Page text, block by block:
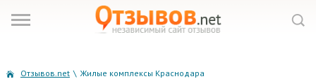
Отзывов.net \ Жилые комплексы Краснодара